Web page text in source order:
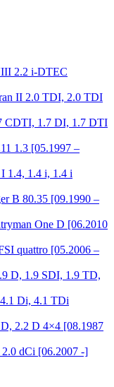
2.2 i-DTEC
II 2.0 TDI, 2.0 TDI
CDTI, 1.7 DI, 1.7 DTI
1.3 [05.1997 –
1.4, 1.4 i, 1.4 i
B 80.35 [09.1990 –
One D [06.2010
quattro [05.2006 –
D, 1.9 SDI, 1.9 TD,
Di, 4.1 TDi
2.2 D 4×4 [08.1987
dCi [06.2007 -]